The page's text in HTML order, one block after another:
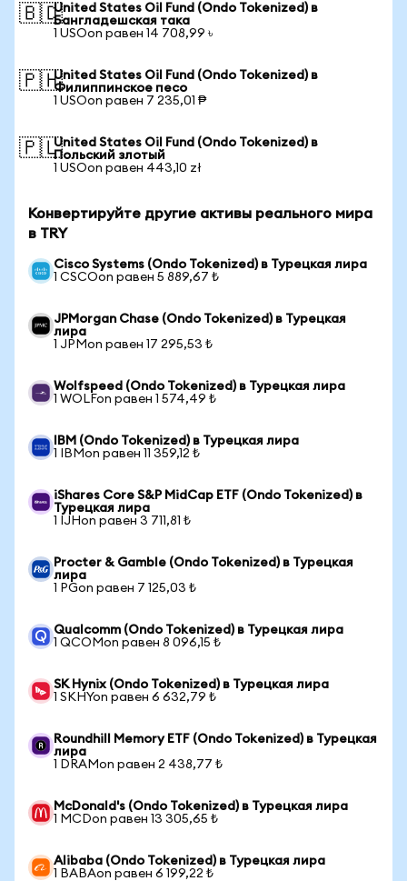
🇧🇩United States Oil Fund (Ondo Tokenized) в
Бангладешская така
1 USOon равен 14 708,99 ৳
🇵🇭United States Oil Fund (Ondo Tokenized) в
Филиппинское песо
1 USOon равен 7 235,01 ₱
🇵🇱United States Oil Fund (Ondo Tokenized) в
Польский злотый
1 USOon равен 443,10 zł
Конвертируйте другие активы реального мира
в TRY
Cisco Systems (Ondo Tokenized) в Турецкая лира
1 CSCOon равен 5 889,67 ₺
JPMorgan Chase (Ondo Tokenized) в Турецкая
лира
1 JPMon равен 17 295,53 ₺
Wolfspeed (Ondo Tokenized) в Турецкая лира
1 WOLFon равен 1 574,49 ₺
IBM (Ondo Tokenized) в Турецкая лира
1 IBMon равен 11 359,12 ₺
iShares Core S&P MidCap ETF (Ondo Tokenized) в
Турецкая лира
1 IJHon равен 3 711,81 ₺
Procter & Gamble (Ondo Tokenized) в Турецкая
лира
1 PGon равен 7 125,03 ₺
Qualcomm (Ondo Tokenized) в Турецкая лира
1 QCOMon равен 8 096,15 ₺
SK Hynix (Ondo Tokenized) в Турецкая лира
1 SKHYon равен 6 632,79 ₺
Roundhill Memory ETF (Ondo Tokenized) в Турецкая
лира
1 DRAMon равен 2 438,77 ₺
McDonald's (Ondo Tokenized) в Турецкая лира
1 MCDon равен 13 305,65 ₺
Alibaba (Ondo Tokenized) в Турецкая лира
1 BABAon равен 6 199,22 ₺